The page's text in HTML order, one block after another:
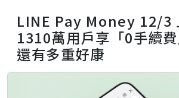
LINE Pay Money 12/3
1310萬用戶享「0手續
還有多重好康